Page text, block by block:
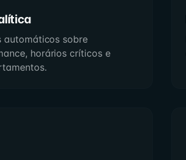
automáticos sobre
horários críticos e